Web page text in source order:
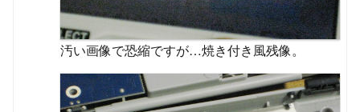
汚い画像で恐縮ですが…焼き付き風残像。